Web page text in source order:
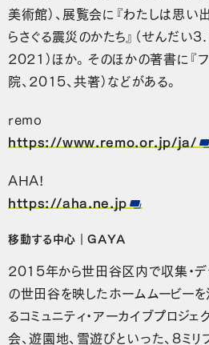
美術館）、展覧会に『わたしは思
らさぐる震災のかたち』（せんだい
2021）ほか。そのほかの著書に『
院、2015、共著）などがある。
remo
https://www.remo.or.jp/ja/
AHA!
https://aha.ne.jp
移動する中心｜GAYA
2015年から世田谷区内で収集・デ
の世田谷を映したホームムービーを
るコミュニティ・アーカイブプロジェ
会、遊園地、雪遊びといった、8ミ